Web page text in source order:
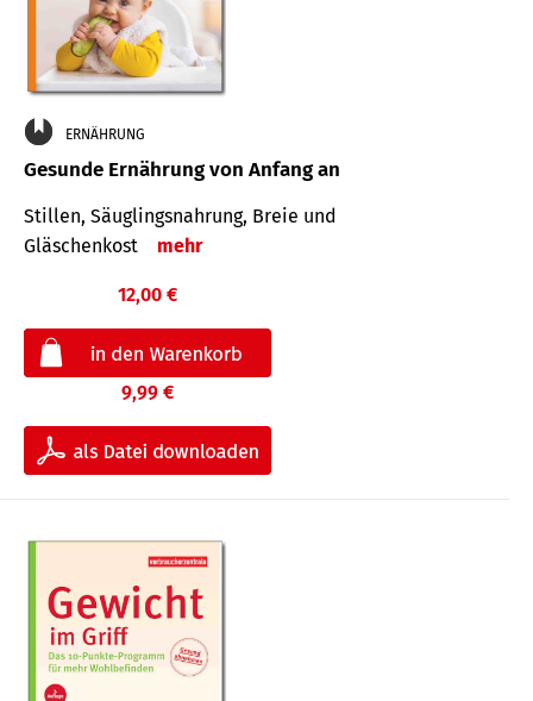
ERNÄHRUNG
Gesunde Ernährung von Anfang an
Stillen, Säuglingsnahrung, Breie und
Gläschenkost
mehr
12,00 €
9,99 €